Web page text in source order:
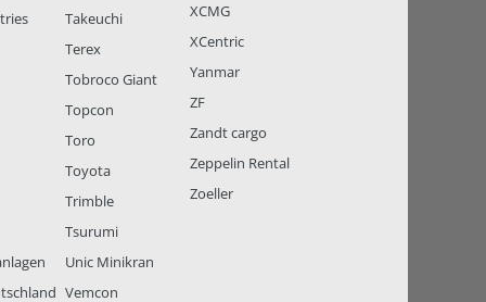
Takeuchi
Terex
Tobroco Giant
Topcon
Toro
Toyota
Trimble
Tsurumi
Unic Minikran
Vemcon
XCMG
XCentric
Yanmar
ZF
Zandt cargo
Zeppelin Rental
Zoeller